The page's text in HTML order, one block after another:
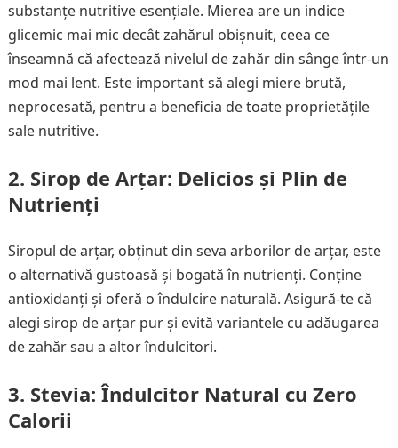
substanțe nutritive esențiale. Mierea are un indice
glicemic mai mic decât zahărul obișnuit, ceea ce
înseamnă că afectează nivelul de zahăr din sânge într-un
mod mai lent. Este important să alegi miere brută,
neprocesată, pentru a beneficia de toate proprietățile
sale nutritive.
2. Sirop de Arțar: Delicios și Plin de
Nutrienți
Siropul de arțar, obținut din seva arborilor de arțar, este
o alternativă gustoasă și bogată în nutrienți. Conține
antioxidanți și oferă o îndulcire naturală. Asigură-te că
alegi sirop de arțar pur și evită variantele cu adăugarea
de zahăr sau a altor îndulcitori.
3. Stevia: Îndulcitor Natural cu Zero
Calorii